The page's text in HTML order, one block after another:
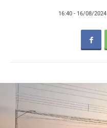
16:40 - 16/08/2024